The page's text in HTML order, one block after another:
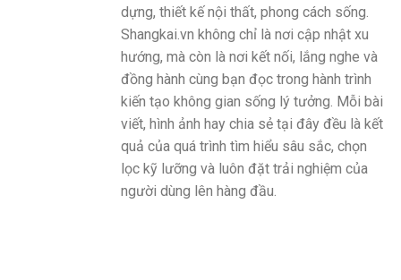
dựng, thiết kế nội thất, phong cách sống.
Shangkai.vn không chỉ là nơi cập nhật xu
hướng, mà còn là nơi kết nối, lắng nghe và
đồng hành cùng bạn đọc trong hành trình
kiến tạo không gian sống lý tưởng. Mỗi bài
viết, hình ảnh hay chia sẻ tại đây đều là kết
quả của quá trình tìm hiểu sâu sắc, chọn
lọc kỹ lưỡng và luôn đặt trải nghiệm của
người dùng lên hàng đầu.